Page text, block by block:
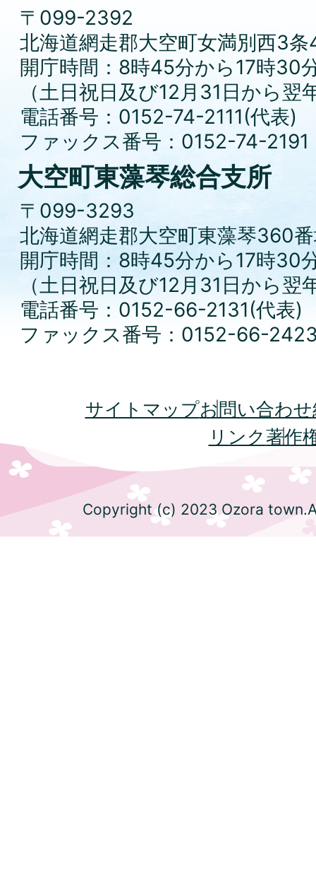
〒099-2392
北海道網走郡大空町女満別西3条
開庁時間：8時45分から17時30
（土日祝日及び12月31日から
電話番号：0152-74-2111(代表)
ファックス番号：0152-74-2191
大空町東藻琴総合支所
〒099-3293
北海道網走郡大空町東藻琴360
開庁時間：8時45分から17時30
（土日祝日及び12月31日から
電話番号：0152-66-2131(代表)
ファックス番号：0152-66-
サイトマップお問い合わせ
リンク著作
Copyright (c) 2023 Ozora